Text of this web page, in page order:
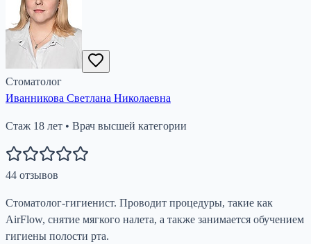
Стоматолог
Иванникова Светлана Николаевна
Стаж 18 лет • Врач высшей категории
44 отзывов
Стоматолог-гигиенист. Проводит процедуры, такие как
AirFlow, снятие мягкого налета, а также занимается обучением
гигиены полости рта.